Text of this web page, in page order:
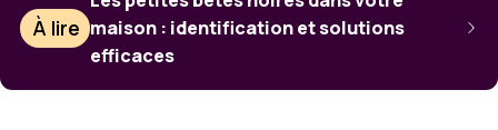
À lire maison : identification et solutions
efficaces